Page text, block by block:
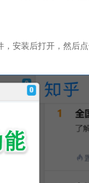
安装后打开，然后